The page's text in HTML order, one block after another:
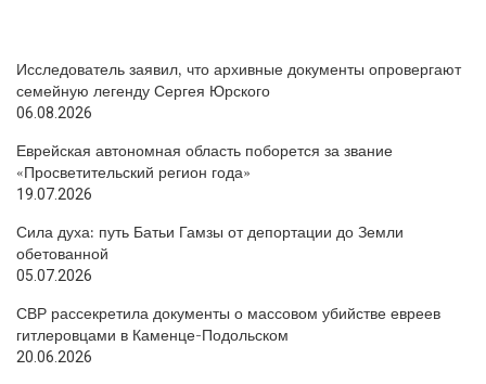
Исследователь заявил, что архивные документы опровергают
семейную легенду Сергея Юрского
06.08.2026
Еврейская автономная область поборется за звание
«Просветительский регион года»
19.07.2026
Сила духа: путь Батьи Гамзы от депортации до Земли
обетованной
05.07.2026
СВР рассекретила документы о массовом убийстве евреев
гитлеровцами в Каменце-Подольском
20.06.2026